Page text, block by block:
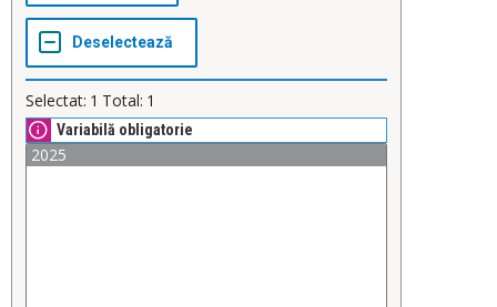
Selectat: 1 Total: 1
Variabilă obligatorie